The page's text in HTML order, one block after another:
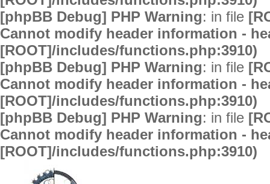
[phpBB Debug] PHP Warning: in file
Cannot modify header information -
[ROOT]/includes/functions.php:3910)
[phpBB Debug] PHP Warning: in file
Cannot modify header information -
[ROOT]/includes/functions.php:3910)
[phpBB Debug] PHP Warning: in file
Cannot modify header information -
[ROOT]/includes/functions.php:3910)